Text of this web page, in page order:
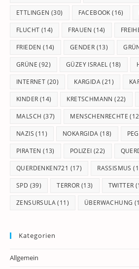
ETTLINGEN (30) FACEBOOK (16)
FLUCHT (14) FRAUEN (14)
FRIEDEN (14) GENDER (13)
GRÜNE (92) GÜZEY ISRAEL (18)
INTERNET (20) KARGIDA(21)
KINDER (14) KRETSCHMANN (22)
MALSCH (37) MENSCHENRECHTE
NAZIS (11) NOKARGIDA (18)
PIRATEN (13) POLIZEI (22)
QUERDENKEN721 (17) RASSISMUS
SPD (39) TERROR (13) TWITTER
ZENSURSULA(11) ÜBERWACHUNG
Kategorien
Allgemein